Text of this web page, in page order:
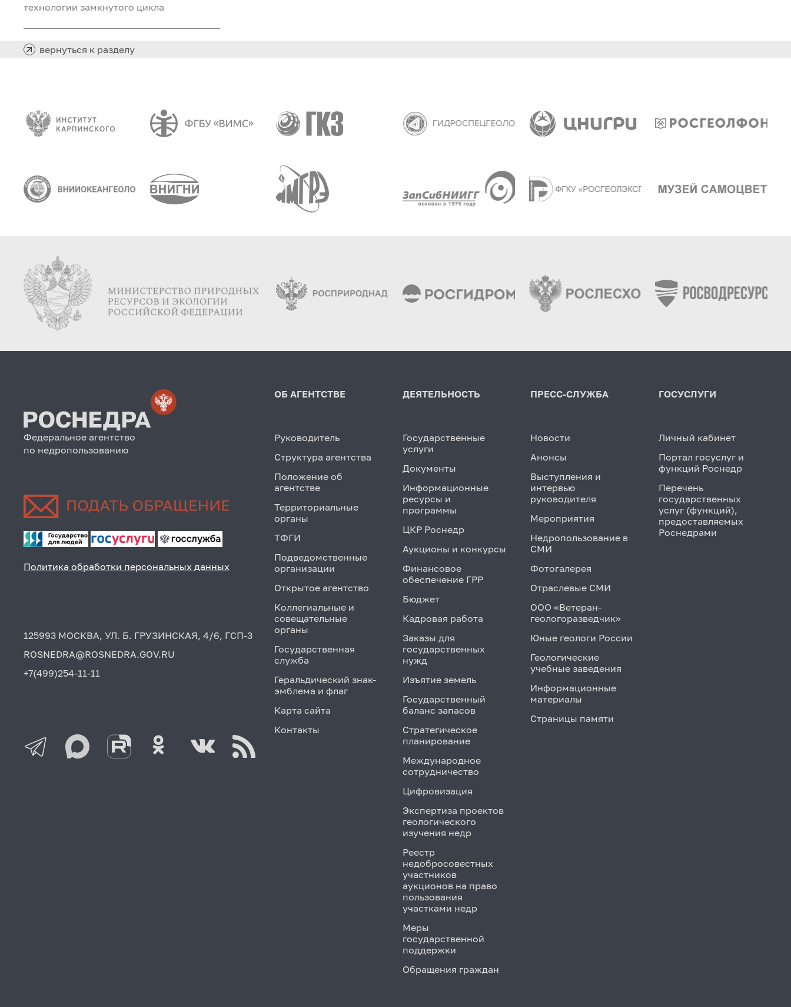
технологии замкнутого цикла
вернуться к разделу
Федеральное агентство
по недропользованию
Политика обработки персональных данных
125993 МОСКВА, УЛ. Б. ГРУЗИНСКАЯ, 4/6, ГСП-3
ROSNEDRA@ROSNEDRA.GOV.RU
+7(499)254-11-11
ОБ АГЕНТСТВЕ
Руководитель
Структура агентства
Положение об
агентстве
Территориальные
органы
ТФГИ
Подведомственные
организации
Открытое агентство
Коллегиальные и
совещательные
органы
Государственная
служба
Геральдический знак-
эмблема и флаг
Карта сайта
Контакты
ДЕЯТЕЛЬНОСТЬ
Государственные
услуги
Документы
Информационные
ресурсы и
программы
ЦКР Роснедр
Аукционы и конкурсы
Финансовое
обеспечение ГРР
Бюджет
Кадровая работа
Заказы для
государственных
нужд
Изъятие земель
Государственный
баланс запасов
Стратегическое
планирование
Международное
сотрудничество
Цифровизация
Экспертиза проектов
геологического
изучения недр
Реестр
недобросовестных
участников
аукционов на право
пользования
участками недр
Меры
государственной
поддержки
Обращения граждан
ПРЕСС-СЛУЖБА
Новости
Анонсы
Выступления и
интервью
руководителя
Мероприятия
Недропользование в
СМИ
Фотогалерея
Отраслевые СМИ
ООО «Ветеран-
геологоразведчик»
Юные геологи России
Геологические
учебные заведения
Информационные
материалы
Страницы памяти
ГОСУСЛУГИ
Личный кабинет
Портал госуслуг и
функций Роснедр
Перечень
государственных
услуг (функций),
предоставляемых
Роснедрами